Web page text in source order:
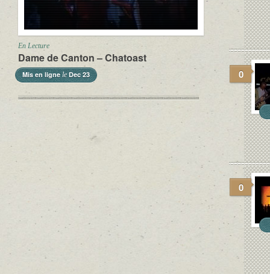
En Lecture
Dame de Canton – Chatoast
Mis en ligneleDec 23 0
0